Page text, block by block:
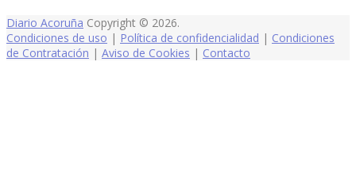
Diario Acoruña Copyright © 2026.
Condiciones de uso | Política de confidencialidad | Condiciones
de Contratación | Aviso de Cookies | Contacto